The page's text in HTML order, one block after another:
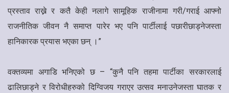
प्रस्ताव राख्ने र कतै केही नलागे सामूहिक राजीनामा गरी/गराई आफ्नो
राजनीतिक जीवन नै समाप्त पारेर भए पनि पार्टीलाई पछारीछाड्नेजस्ता
हानिकारक प्रयास भएका छन् ।”
वक्तव्यमा अगाडि भनिएको छ – “कुनै पनि तहमा पार्टीका सरकारलाई
ढालिछाड्ने र विरोधीहरुको दिग्विजय गराएर उत्सव मनाउनेजस्ता घातक र